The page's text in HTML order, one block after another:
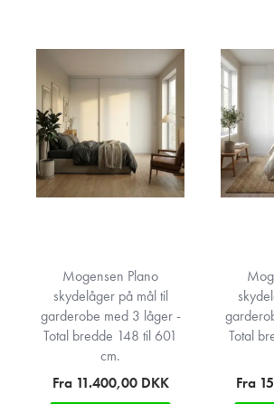
Mogensen Plano
skydelåger på mål til
garderobe med 3 låger -
Total bredde 148 til 601
cm.
Fra 11.400,00 DKK
Total
Fra